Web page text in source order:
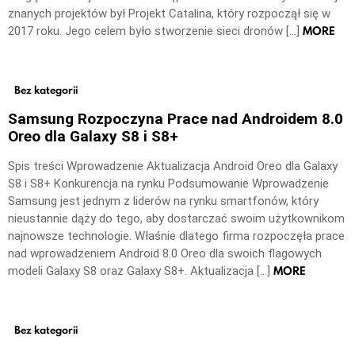
znanych projektów był Projekt Catalina, który rozpoczął się w
2017 roku. Jego celem było stworzenie sieci dronów […] MORE
Bez kategorii
Samsung Rozpoczyna Prace nad Androidem 8.0
Oreo dla Galaxy S8 i S8+
Spis treści Wprowadzenie Aktualizacja Android Oreo dla Galaxy
S8 i S8+ Konkurencja na rynku Podsumowanie Wprowadzenie
Samsung jest jednym z liderów na rynku smartfonów, który
nieustannie dąży do tego, aby dostarczać swoim użytkownikom
najnowsze technologie. Właśnie dlatego firma rozpoczęła prace
nad wprowadzeniem Android 8.0 Oreo dla swoich flagowych
modeli Galaxy S8 oraz Galaxy S8+. Aktualizacja […] MORE
Bez kategorii